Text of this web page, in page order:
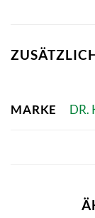
MARKE DR.